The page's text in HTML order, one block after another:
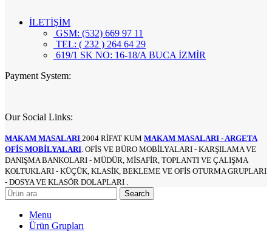
İLETİŞİM
GSM: (532) 669 97 11
TEL: ( 232 ) 264 64 29
619/1 SK NO: 16-18/A BUCA İZMİR
Payment System:
Our Social Links:
MAKAM MASALARI 2004 RİFAT KUM MAKAM MASALARI - ARGETA
OFİS MOBİLYALARI . OFİS VE BÜRO MOBİLYALARI - KARŞILAMA VE
DANIŞMA BANKOLARI - MÜDÜR, MİSAFİR, TOPLANTI VE ÇALIŞMA
KOLTUKLARI - KÜÇÜK, KLASİK, BEKLEME VE OFİS OTURMA GRUPLARI
- DOSYA VE KLASÖR DOLAPLARI .
Search
Menu
Ürün Grupları